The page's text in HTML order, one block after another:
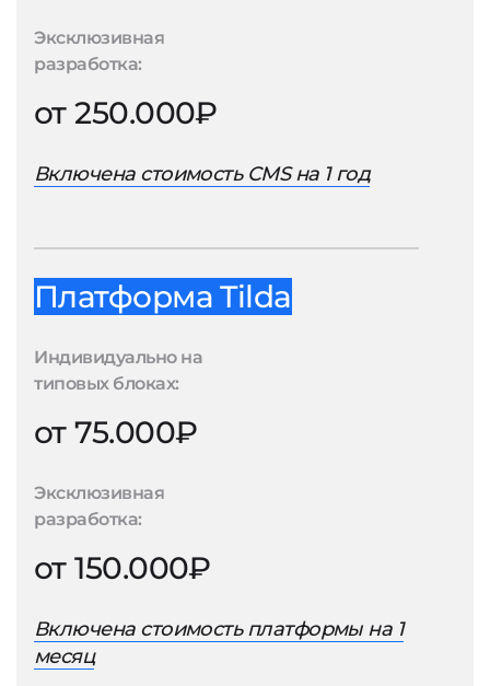
Эксклюзивная
разработка:
от 250.000₽
Включена стоимость CMS на 1 год
Платформа Tilda
Индивидуально на
типовых блоках:
от 75.000₽
Эксклюзивная
разработка:
от 150.000₽
Включена стоимость платформы на 1
месяц